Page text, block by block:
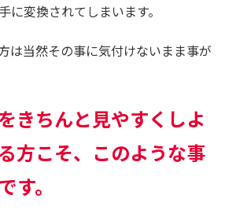
に変換されてしまいます。
は当然その事に気付けないまま事が
きちんと見やすくしよ
方こそ、 このような事
す。